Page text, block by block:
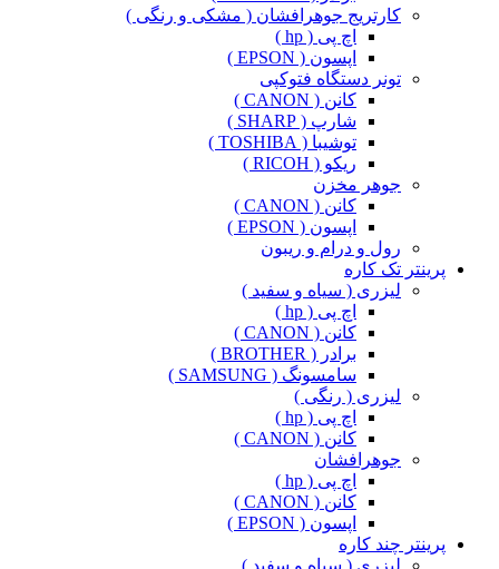
کارتریج جوهرافشان ( مشکی و رنگی )
اچ پی ( hp )
اپسون ( EPSON )
تونر دستگاه فتوکپی
کانن ( CANON )
شارپ ( SHARP )
توشیبا ( TOSHIBA )
ریکو ( RICOH )
جوهر مخزن
کانن ( CANON )
اپسون ( EPSON )
رول و درام و ریبون
پرینتر تک کاره
لیزری ( سیاه و سفید )
اچ پی ( hp )
کانن ( CANON )
برادر ( BROTHER )
سامسونگ ( SAMSUNG )
لیزری ( رنگی )
اچ پی ( hp )
کانن ( CANON )
جوهرافشان
اچ پی ( hp )
کانن ( CANON )
اپسون ( EPSON )
پرینتر چند کاره
لیزری ( سیاه و سفید )